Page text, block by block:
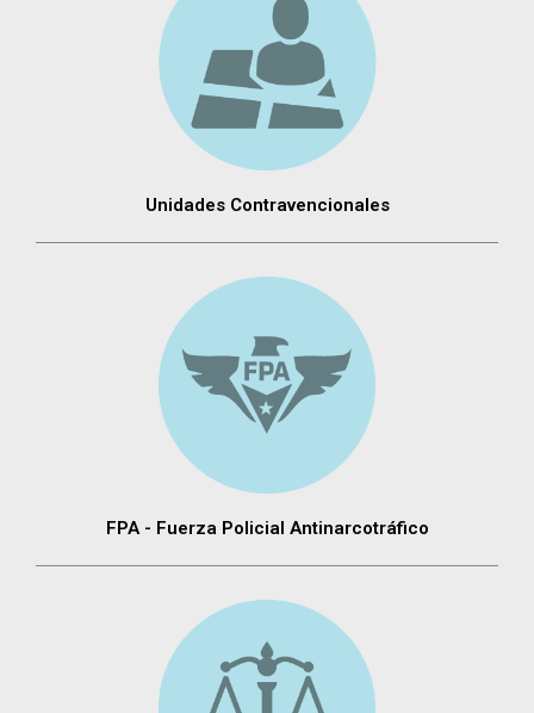
Unidades Contravencionales
FPA - Fuerza Policial Antinarcotráfico